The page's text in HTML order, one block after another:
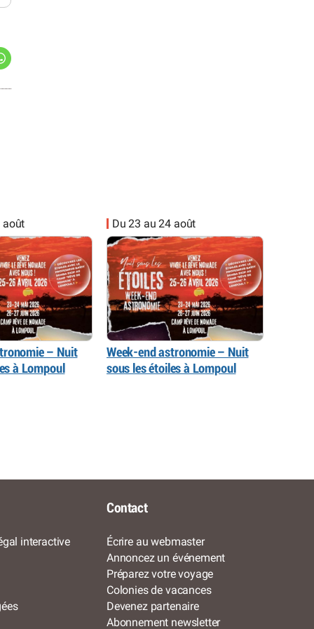
août
– Nuit
à Lompoul
Du 23 au 24 août
Week-end astronomie – Nuit
sous les étoiles à Lompoul
interactive
Contact
Écrire au webmaster
Annoncez un événement
Préparez votre voyage
Colonies de vacances
Devenez partenaire
Abonnement newsletter